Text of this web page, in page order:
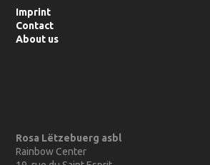
Imprint
Contact
About us
Rosa Lëtzebuerg asbl
Rainbow Center